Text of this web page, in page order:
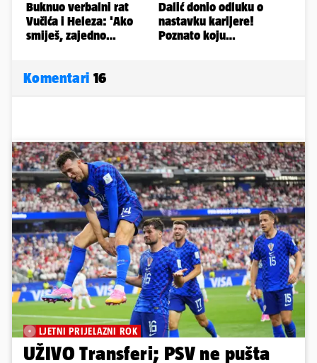
Komentari 16
LJETNI PRIJELAZNI ROK
UŽIVO Transferi; PSV ne pušta